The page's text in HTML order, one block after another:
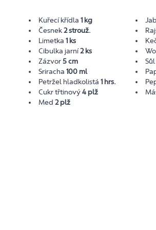
Kuřecí křídla1 kg
Česnek2 strouž.
Limetka1 ks
Cibulka jarní2 ks
Zázvor5 cm
Sriracha100 ml
Petržel hladkolistá1 hrs.
Cukr třtinový4 plž
Med2 plž
Sůl